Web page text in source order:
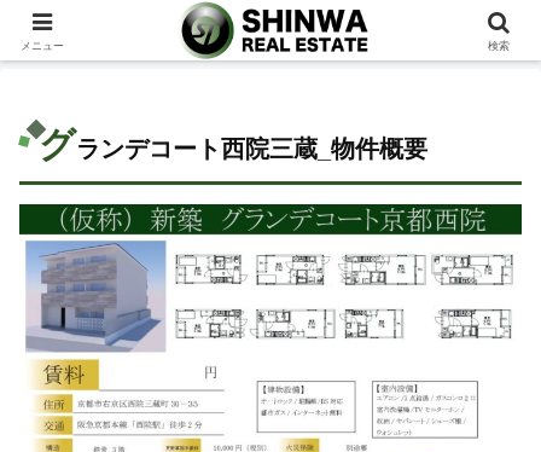
グランデコート西院三蔵_物件概要
メニュー 検索